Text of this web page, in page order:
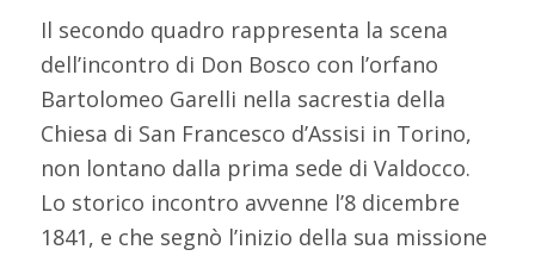
Il secondo quadro rappresenta la scena
dell’incontro di Don Bosco con l’orfano
Bartolomeo Garelli nella sacrestia della
Chiesa di San Francesco d’Assisi in Torino,
non lontano dalla prima sede di Valdocco.
Lo storico incontro avvenne l’8 dicembre
1841, e che segnò l’inizio della sua missione